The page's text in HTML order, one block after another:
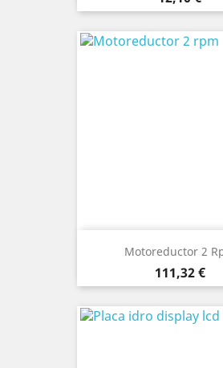
Motoreductor 2
Precio
111,32 €